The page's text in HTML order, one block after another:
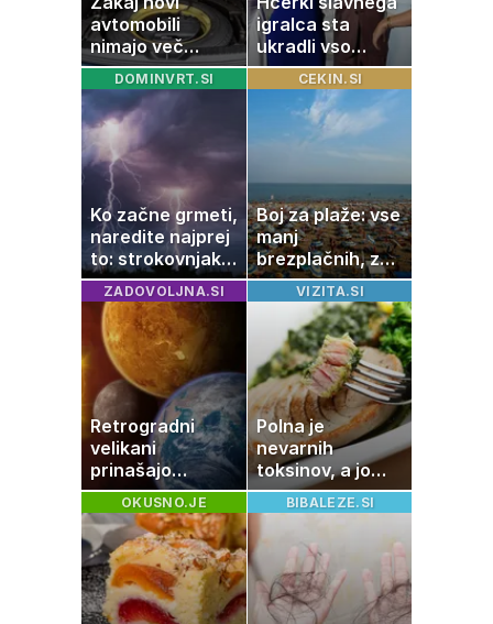
avtomobili
nimajo več
rezervne gume?
igralca sta
ukradli vso
pozornost
DOMINVRT.SI
Ko začne grmeti,
naredite najprej
to: strokovnjaki
opozarjajo na
pogosto napako
CEKIN.SI
Boj za plaže: vse
manj
brezplačnih, za
ležalnik in
senčnik tudi več
kot 40 evrov
ZADOVOLJNA.SI
Retrogradni
velikani
prinašajo
pomembne
premike – kaj
pomeni, da so
Saturn, Neptun
in Pluton hkrati
retrogradni?
VIZITA.SI
Polna je
nevarnih
toksinov, a jo
imamo vsi radi:
to je najbolj
nezdrava riba, ki
jo mnogi redno
uživajo
OKUSNO.JE BIBALEZE.SI